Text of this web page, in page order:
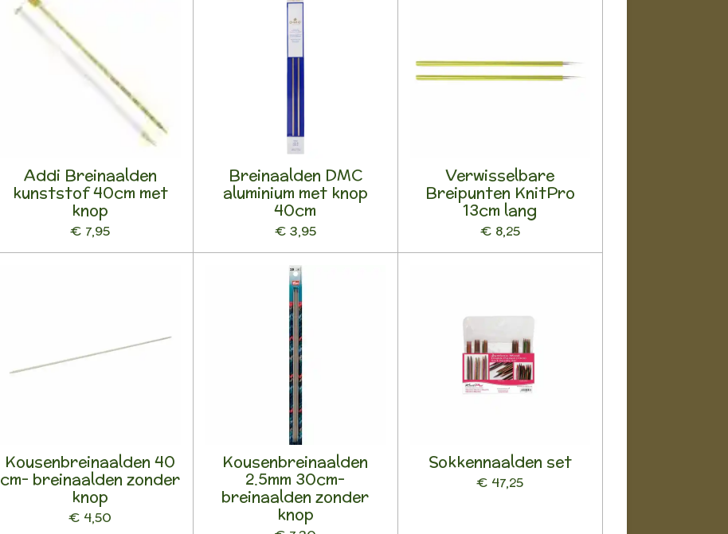
Addi Breinaalden
kunststof 40cm met
knop
€ 7,95
Breinaalden DMC
aluminium met knop
40cm
€ 3,95
Verwisselbare
Breipunten KnitPro
13cm lang
€ 8,25
Kousenbreinaalden 40
cm- breinaalden zonder
knop
€ 4,50
Kousenbreinaalden
2.5mm 30cm-
breinaalden zonder
knop
Sokkennaalden set
€ 47,25